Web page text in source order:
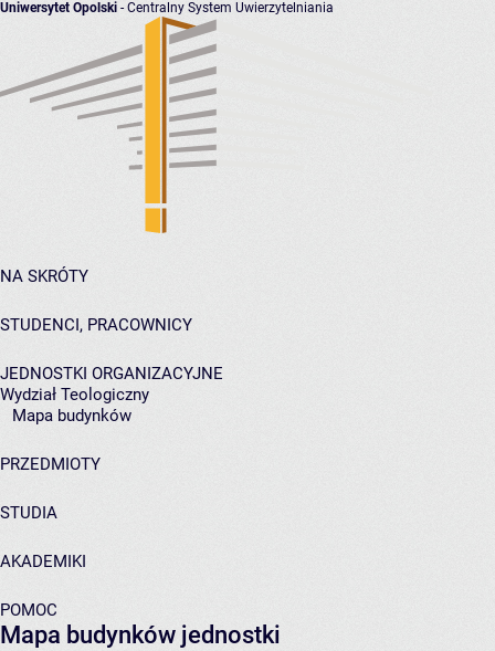
Uniwersytet Opolski - Centralny System Uwierzytelniania
NA SKRÓTY
STUDENCI, PRACOWNICY
JEDNOSTKI ORGANIZACYJNE
Wydział Teologiczny
Mapa budynków
PRZEDMIOTY
STUDIA
AKADEMIKI
POMOC
Mapa budynków jednostki